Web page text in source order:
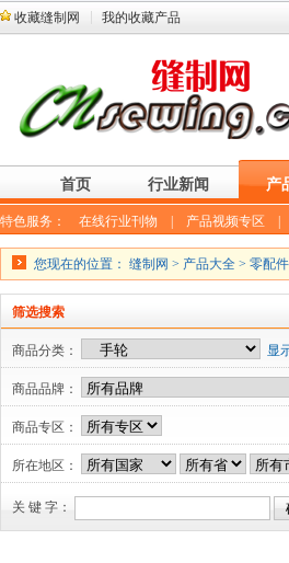
收藏缝制网 我的收藏产品
首页 行业新闻 产
特色服务： 在线行业刊物 产品视频专区
您现在的位置： 缝制网 > 产品大全 > 零配件
筛选搜索
商品分类： 显
商品品牌：
商品专区：
所在地区：
关 键 字：